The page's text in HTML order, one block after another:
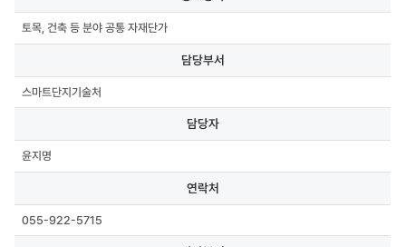
토목, 건축 등 분야 공통 자재단가
담당부서
스마트단지기술처
담당자
윤지명
연락처
055-922-5715